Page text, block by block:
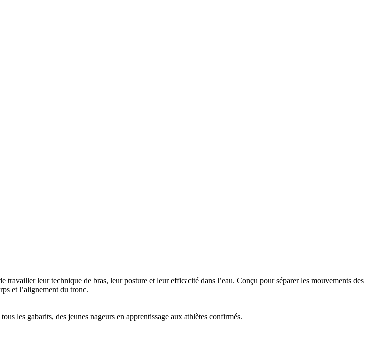
travailler leur technique de bras, leur posture et leur efficacité dans l’eau. Conçu pour séparer les mouvements des
et l’alignement du tronc.
les gabarits, des jeunes nageurs en apprentissage aux athlètes confirmés.